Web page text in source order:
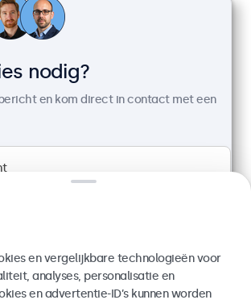
Metaal
(Full HD)
VGA, BNC, RCA
wand, inbouw
x 420 x 42 mm
In winkelwagen
nodig?
en kom direct in contact met een
en vergelijkbare technologieën voor
analyses, personalisatie en
en advertentie-ID’s kunnen worden